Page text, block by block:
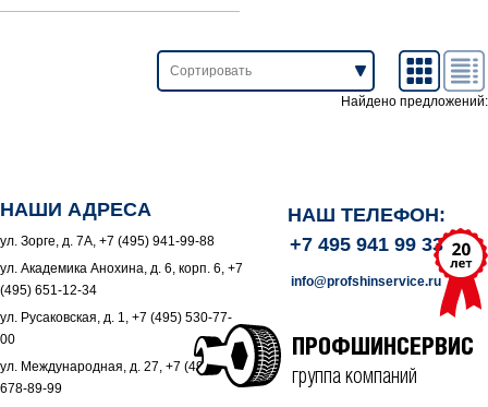
Найдено предложений:
НАШИ АДРЕСА
ул. Зорге, д. 7А, +7 (495) 941-99-88
ул. Академика Анохина, д. 6, корп. 6, +7
(495) 651-12-34
ул. Русаковская, д. 1, +7 (495) 530-77-
00
ул. Международная, д. 27, +7 (495)
678-89-99
НАШ ТЕЛЕФОН:
+7 495 941 99 33
info@profshinservice.ru
ПРОФШИНСЕРВИС
группа компаний